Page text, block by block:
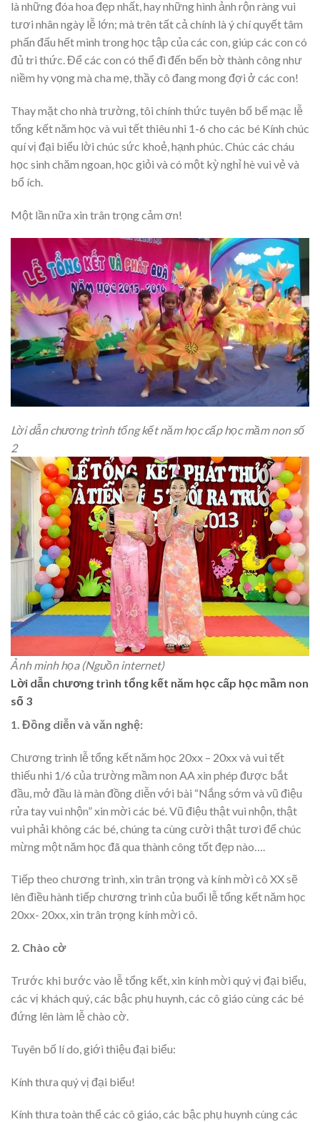
là những đóa hoa đẹp nhất, hay những hình ảnh rộn ràng vui
tươi nhân ngày lễ lớn; mà trên tất cả chính là ý chí quyết tâm
phấn đấu hết mình trong học tập của các con, giúp các con có
đủ tri thức. Để các con có thể đi đến bến bờ thành công như
niềm hy vọng mà cha mẹ, thầy cô đang mong đợi ở các con!
Thay mặt cho nhà trường, tôi chính thức tuyên bố bế mạc lễ
tổng kết năm học và vui tết thiêu nhi 1-6 cho các bé Kính chúc
quí vị đại biểu lời chúc sức khoẻ, hạnh phúc. Chúc các cháu
học sinh chăm ngoan, học giỏi và có một kỳ nghỉ hè vui vẻ và
bổ ích.
Một lần nữa xin trân trọng cảm ơn!
Lời dẫn chương trình tổng kết năm học cấp học mầm non số
2
Ảnh minh họa (Nguồn internet)
Lời dẫn chương trình tổng kết năm học cấp học mầm non
số 3
1. Đồng diễn và văn nghệ:
Chương trình lễ tổng kết năm học 20xx – 20xx và vui tết
thiếu nhi 1/6 của trường mầm non AA xin phép được bắt
đầu, mở đầu là màn đồng diễn với bài “Nắng sớm và vũ điệu
rửa tay vui nhộn” xin mời các bé. Vũ điệu thật vui nhộn, thật
vui phải không các bé, chúng ta cùng cười thật tươi để chúc
mừng một năm học đã qua thành công tốt đẹp nào….
Tiếp theo chương trình, xin trân trọng và kính mời cô XX sẽ
lên điều hành tiếp chương trình của buổi lễ tổng kết năm học
20xx- 20xx, xin trân trọng kính mời cô.
2. Chào cờ
Trước khi bước vào lễ tổng kết, xin kính mời quý vị đại biểu,
các vị khách quý, các bậc phụ huynh, các cô giáo cùng các bé
đứng lên làm lễ chào cờ.
Tuyên bố lí do, giới thiệu đại biểu:
Kính thưa quý vị đại biểu!
Kính thưa toàn thể các cô giáo, các bậc phụ huynh cùng các